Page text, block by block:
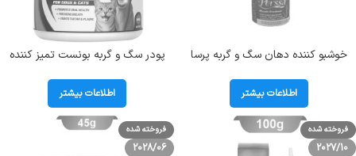
خوشبو کننده دهان سگ و گربه پرسا
Mouth Freshner
اطلاعات بیشتر
پودر سگ و گربه بونست تمیز کننده
اطلاعات بیشتر
فروخته شده
2027/10
فروخته شده
2028/06